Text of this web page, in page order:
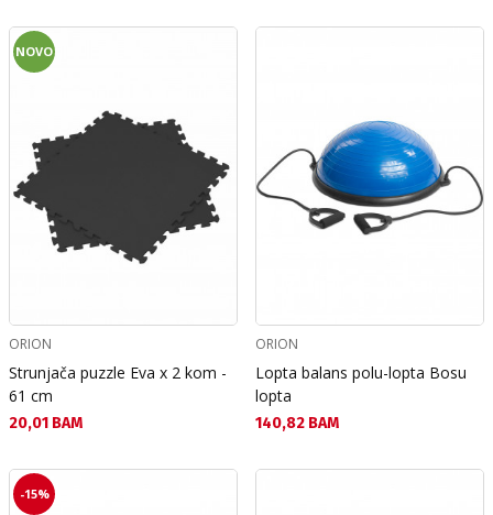
NOVO
ORION
Strunjača puzzle Eva x 2 kom -
61 cm
Текуща цена:
20,01 BAM
ORION
Lopta balans polu-lopta Bosu
lopta
Текуща цена:
140,82 BAM
-15%